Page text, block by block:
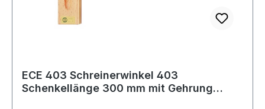
ECE 403 Schreinerwinkel 403
Schenkellänge 300 mm mit Gehrung